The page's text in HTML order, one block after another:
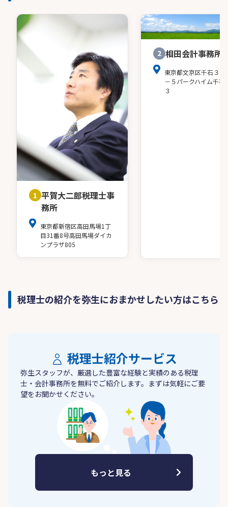
1 平賀大二郎税理士事
務所
東京都新宿区高田馬場1丁
目31番8号高田馬場ダイカ
ンプラザ805
2 相田会計事務所
東京都文京区千石３－
－５パークハイム千石
３
税理士の紹介を弥生におまかせしたい方はこちら
税理士紹介サービス
弥生スタッフが、厳選した豊富な経験と実績のある税理
士・会計事務所を無料でご紹介します。まずは気軽にご要
望をお聞かせください。
もっと見る